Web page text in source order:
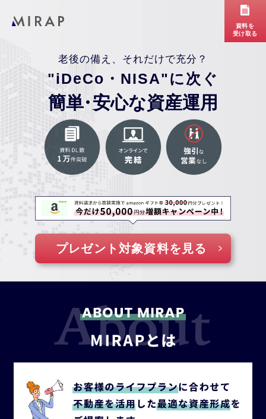
資料を
受け取る
老後の備え、それだけで充分？
"iDeCo・NISA"に次ぐ
簡単・安心な資産運用
プレゼント対象資料を見る